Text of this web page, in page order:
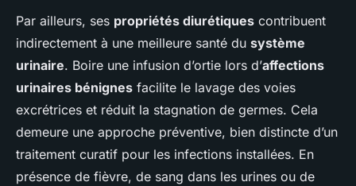
Par ailleurs, ses propriétés diurétiques contribuent
indirectement à une meilleure santé du système
urinaire. Boire une infusion d’ortie lors d’affections
urinaires bénignes facilite le lavage des voies
excrétrices et réduit la stagnation de germes. Cela
demeure une approche préventive, bien distincte d’un
traitement curatif pour les infections installées. En
présence de fièvre, de sang dans les urines ou de